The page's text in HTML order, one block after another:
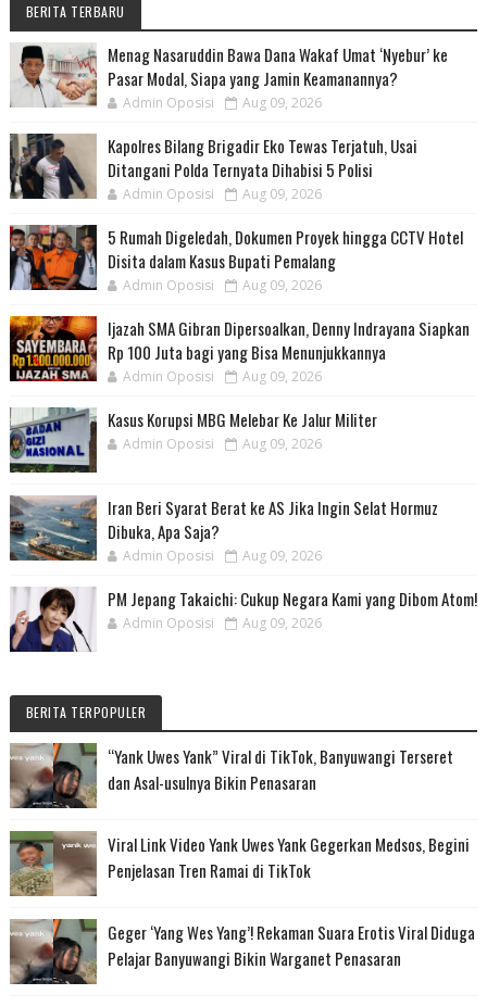
BERITA TERBARU
Menag Nasaruddin Bawa Dana Wakaf Umat ‘Nyebur’ ke
Pasar Modal, Siapa yang Jamin Keamanannya?
Admin Oposisi Aug 09, 2026
Kapolres Bilang Brigadir Eko Tewas Terjatuh, Usai
Ditangani Polda Ternyata Dihabisi 5 Polisi
Admin Oposisi Aug 09, 2026
5 Rumah Digeledah, Dokumen Proyek hingga CCTV Hotel
Disita dalam Kasus Bupati Pemalang
Admin Oposisi Aug 09, 2026
Ijazah SMA Gibran Dipersoalkan, Denny Indrayana Siapkan
Rp 100 Juta bagi yang Bisa Menunjukkannya
Admin Oposisi Aug 09, 2026
Kasus Korupsi MBG Melebar Ke Jalur Militer
Admin Oposisi Aug 09, 2026
Iran Beri Syarat Berat ke AS Jika Ingin Selat Hormuz
Dibuka, Apa Saja?
Admin Oposisi Aug 09, 2026
PM Jepang Takaichi: Cukup Negara Kami yang Dibom Atom!
Admin Oposisi Aug 09, 2026
BERITA TERPOPULER
“Yank Uwes Yank” Viral di TikTok, Banyuwangi Terseret
dan Asal-usulnya Bikin Penasaran
Viral Link Video Yank Uwes Yank Gegerkan Medsos, Begini
Penjelasan Tren Ramai di TikTok
Geger ‘Yang Wes Yang’! Rekaman Suara Erotis Viral Diduga
Pelajar Banyuwangi Bikin Warganet Penasaran